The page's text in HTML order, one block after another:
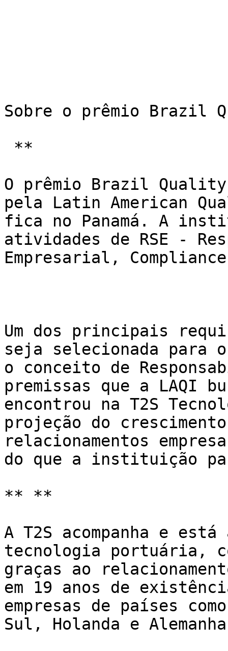
Sobre o prêmio Brazil
O prêmio Brazil
pela Latin American
fica no Panamá. A
atividades de RSE -
Empresarial,
Um dos principais
seja selecionada para
o conceito de
premissas que a LAQI
encontrou na T2S
projeção do
relacionamentos
do que a instituição
** **
A T2S acompanha e
tecnologia portuária,
graças ao
em 19 anos de
empresas de países
Sul, Holanda e